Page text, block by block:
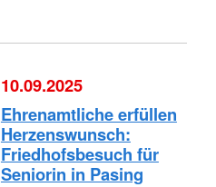
10.09.2025
Ehrenamtliche erfüllen
Herzenswunsch:
Friedhofsbesuch für
Seniorin in Pasing